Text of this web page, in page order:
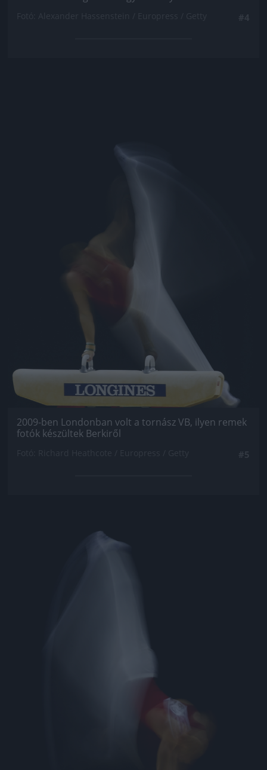
2009-ben Londonban volt a tornász VB, ilyen remek
fotók készültek Berkiről